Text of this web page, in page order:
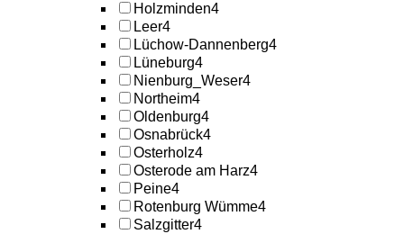
Holzminden4
Leer4
Lüchow-Dannenberg4
Lüneburg4
Nienburg_Weser4
Northeim4
Oldenburg4
Osnabrück4
Osterholz4
Osterode am Harz4
Peine4
Rotenburg Wümme4
Salzgitter4